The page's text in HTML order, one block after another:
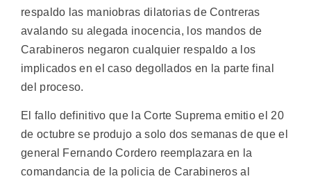
respaldo las maniobras dilatorias de Contreras
avalando su alegada inocencia, los mandos de
Carabineros negaron cualquier respaldo a los
implicados en el caso degollados en la parte final
del proceso.
El fallo definitivo que la Corte Suprema emitio el 20
de octubre se produjo a solo dos semanas de que el
general Fernando Cordero reemplazara en la
comandancia de la policia de Carabineros al